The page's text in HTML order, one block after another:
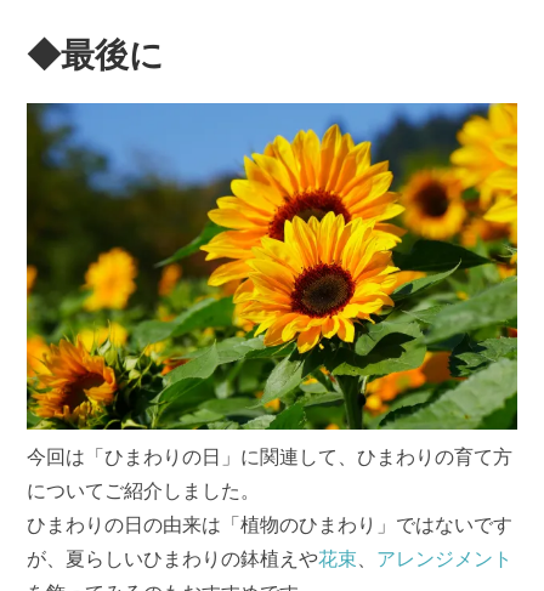
◆最後に
今回は「ひまわりの日」に関連して、ひまわりの育て方
についてご紹介しました。
ひまわりの日の由来は「植物のひまわり」ではないです
が、夏らしいひまわりの鉢植えや花束
アレンジメント